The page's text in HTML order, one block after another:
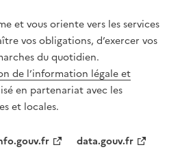
et vous oriente vers les services
vos obligations, d’exercer vos
du quotidien.
de l’information légale et
en partenariat avec les
et locales.
data.gouv.fr